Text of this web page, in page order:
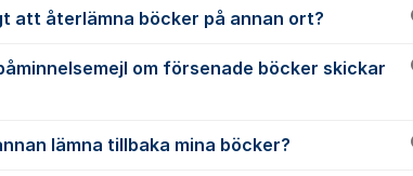
att återlämna böcker på annan ort?
om försenade böcker skickar
lämna tillbaka mina böcker?